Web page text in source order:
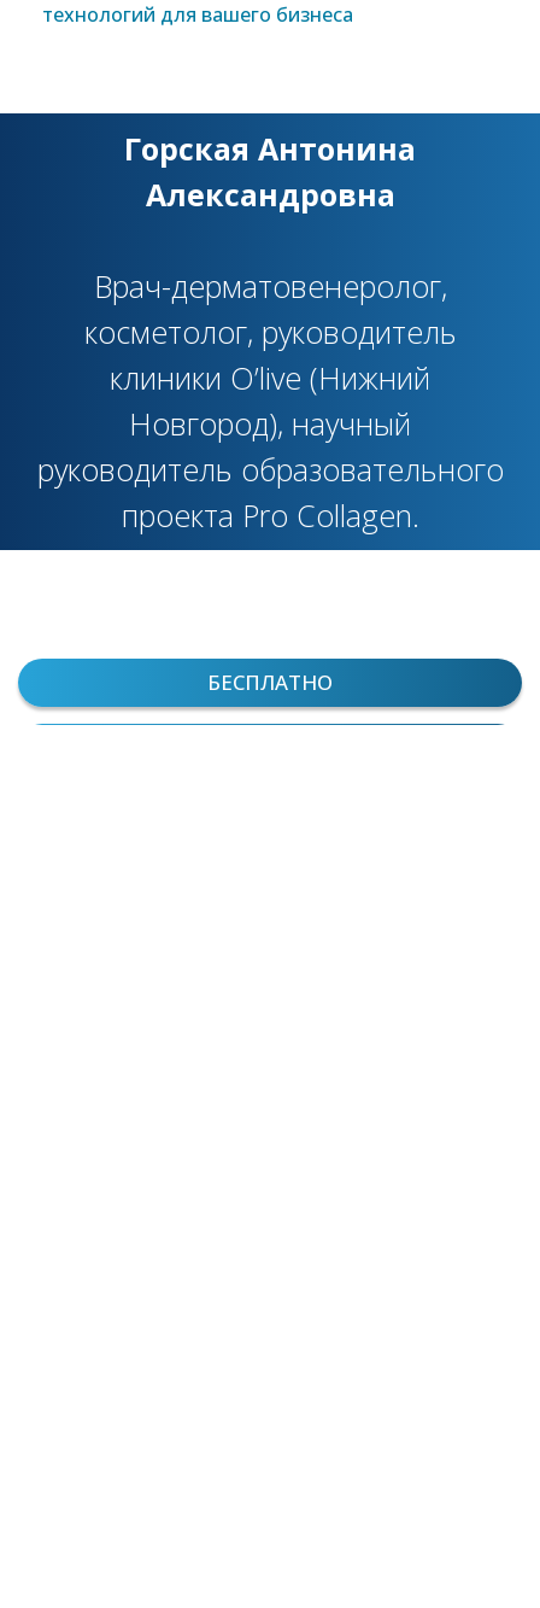
технологий для вашего бизнеса
Горская Антонина
Александровна
Врач-дерматовенеролог,
косметолог, руководитель
клиники O’live (Нижний
Новгород), научный
руководитель образовательного
проекта Pro Collagen.
БЕСПЛАТНО